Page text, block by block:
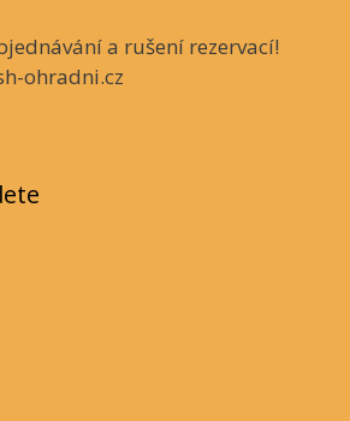
a rušení rezervací!
ohradni.cz